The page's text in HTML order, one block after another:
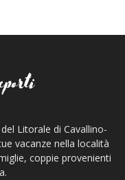
Litorale di Cavallino-
vacanze nella località
coppie provenienti